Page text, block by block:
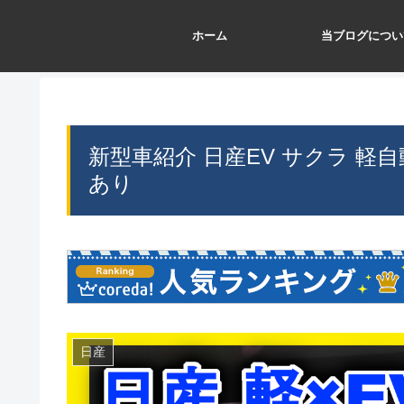
ホーム 当ブログにつ
新型車紹介 日産EV サクラ 軽
あり
日産